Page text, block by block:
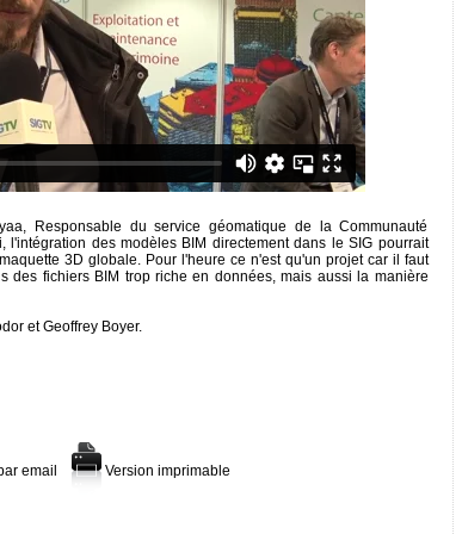
Responsable du service géomatique de la Communauté
des modèles BIM directement dans le SIG pourrait
3D globale. Pour l'heure ce n'est qu'un projet car il faut
des fichiers BIM trop riche en données, mais aussi la manière
et Geoffrey Boyer.
email Version imprimable